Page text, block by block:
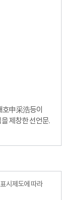
申采浩등이
제창한 선언문.
시제도에 따라